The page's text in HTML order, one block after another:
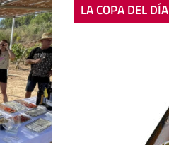
LA COPA DEL DÍA